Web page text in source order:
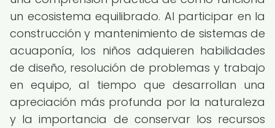
un ecosistema equilibrado. Al participar en la
construcción y mantenimiento de sistemas de
acuaponía, los niños adquieren habilidades
de diseño, resolución de problemas y trabajo
en equipo, al tiempo que desarrollan una
apreciación más profunda por la naturaleza
y la importancia de conservar los recursos